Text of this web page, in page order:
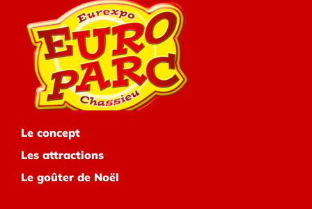
Le concept
Les attractions
Le goûter de Noël